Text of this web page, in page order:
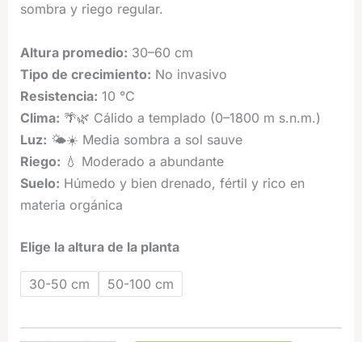
sombra y riego regular.
Altura promedio: 30–60 cm
Tipo de crecimiento: No invasivo
Resistencia: 10 °C
Clima: 🌴🌿 Cálido a templado (0–1800 m s.n.m.)
Luz: 🌤️☀️ Media sombra a sol sauve
Riego: 💧 Moderado a abundante
Suelo: Húmedo y bien drenado, fértil y rico en
materia orgánica
Elige la altura de la planta
30-50 cm 50-100 cm